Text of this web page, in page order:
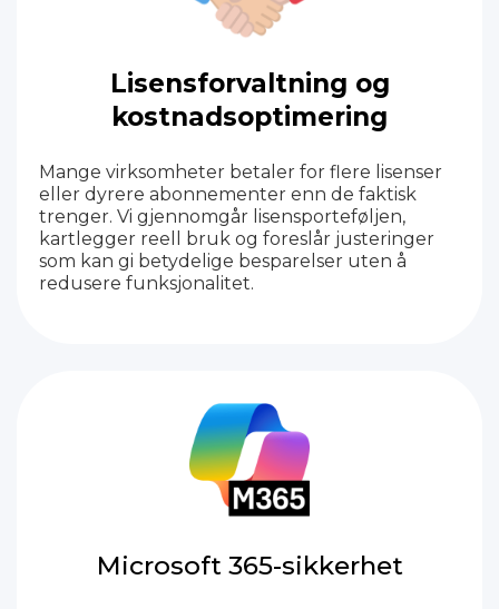
Lisensforvaltning og
kostnadsoptimering
Mange virksomheter betaler for flere lisenser
eller dyrere abonnementer enn de faktisk
trenger. Vi gjennomgår lisensporteføljen,
kartlegger reell bruk og foreslår justeringer
som kan gi betydelige besparelser uten å
redusere funksjonalitet.
Microsoft 365-sikkerhet